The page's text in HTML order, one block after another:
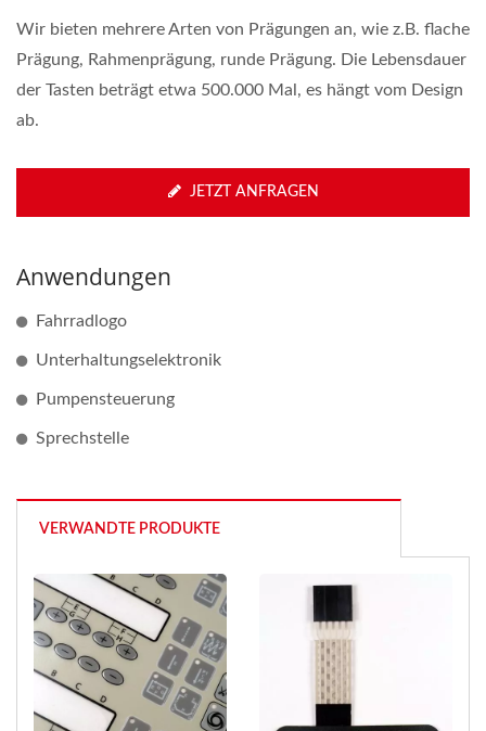
Wir bieten mehrere Arten von Prägungen an, wie z.B. flache
Prägung, Rahmenprägung, runde Prägung. Die Lebensdauer
der Tasten beträgt etwa 500.000 Mal, es hängt vom Design
ab.
JETZT ANFRAGEN
Anwendungen
Fahrradlogo
Unterhaltungselektronik
Pumpensteuerung
Sprechstelle
VERWANDTE PRODUKTE